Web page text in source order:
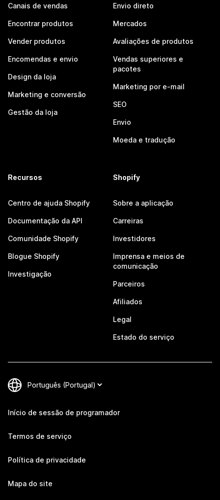
Canais de vendas
Encontrar produtos
Vender produtos
Encomendas e envio
Design da loja
Marketing e conversão
Gestão da loja
Envio direto
Mercados
Avaliações de produtos
Vendas superiores e
pacotes
Marketing por e-mail
SEO
Envio
Moeda e tradução
Recursos
Centro de ajuda Shopify
Documentação da API
Comunidade Shopify
Blogue Shopify
Investigação
Shopify
Sobre a aplicação
Carreiras
Investidores
Imprensa e meios de
comunicação
Parceiros
Afiliados
Legal
Estado do serviço
Início de sessão de programador
Termos de serviço
Política de privacidade
Mapa do site